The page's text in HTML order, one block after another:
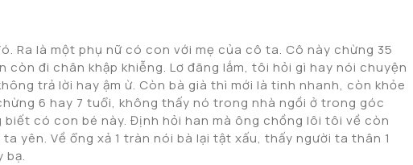
Ra là một phụ nữ có con với mẹ của cô ta. Cô này chừng 35
còn đi chân khập khiễng. Lơ đãng lắm, tôi hỏi gì hay nói chuyện
trả lời hay ậm ừ. Còn bà già thì mới là tinh nhanh, còn khỏe
6 hay 7 tuổi, không thấy nó trong nhà ngồi ở trong góc
có con bé này. Định hỏi han mà ông chồng lôi tôi về còn
yên. Về ổng xả 1 tràn nói bà lại tật xấu, thấy người ta thân 1
bạ.